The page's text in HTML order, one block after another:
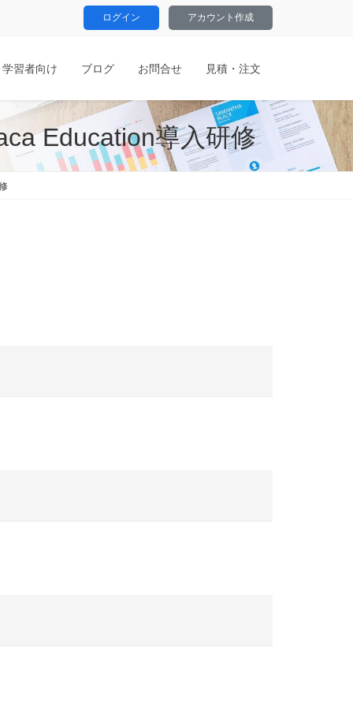
ログイン アカウント作成
学習者向け ブログ お問合せ 見積・注文
Education導入研修